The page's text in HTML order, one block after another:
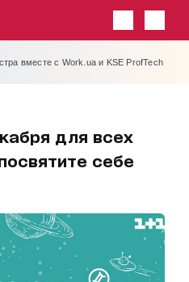
вместе с Work.ua и KSE ProfTech
для всех
себе